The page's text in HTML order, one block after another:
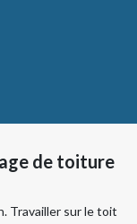
de toiture
Travailler sur le toit